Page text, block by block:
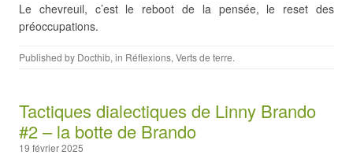
Le chevreuil, c’est le reboot de la pensée, le reset des
préoccupations.
Published by Docthib, in Réflexions, Verts de terre.
Tactiques dialectiques de Linny Brando
#2 – la botte de Brando
19 février 2025